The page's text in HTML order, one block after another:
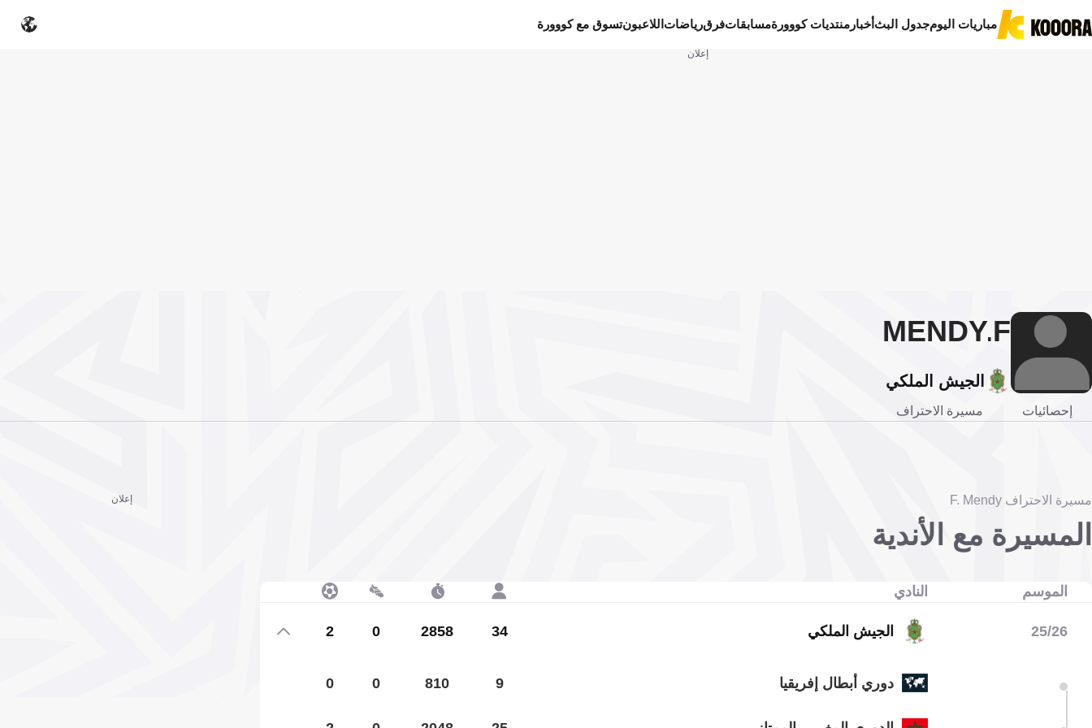
مباريات اليومجدول البثأخبار منتديات كووورةمسابقاتفرقرياضات اللاعبونتسوق مع كووورة
إعلان
F.
MENDY
الجيش الملكي
إحصائيات مسيرة الاحتراف
مسيرة الاحتراف F. Mendy
المسيرة مع الأندية
الموسم النادي
25/26 الجيش الملكي 34
2858
0
2
دوري أبطال إفريقيا 9
810
0
0
إعلان